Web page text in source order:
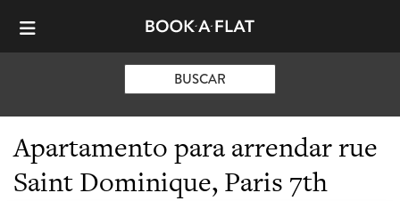
BUSCAR
Apartamento para arrendar rue
Saint Dominique, Paris 7th